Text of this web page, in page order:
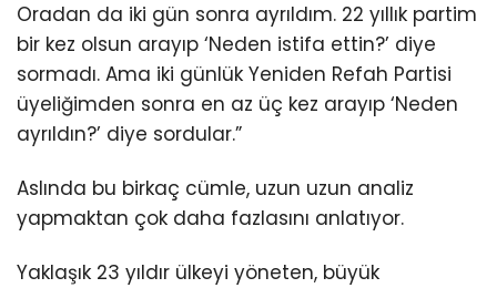
Oradan da iki gün sonra ayrıldım. 22 yıllık partim
bir kez olsun arayıp ‘Neden istifa ettin?’ diye
sormadı. Ama iki günlük Yeniden Refah Partisi
üyeliğimden sonra en az üç kez arayıp ‘Neden
ayrıldın?’ diye sordular.”
Aslında bu birkaç cümle, uzun uzun analiz
yapmaktan çok daha fazlasını anlatıyor.
Yaklaşık 23 yıldır ülkeyi yöneten, büyük